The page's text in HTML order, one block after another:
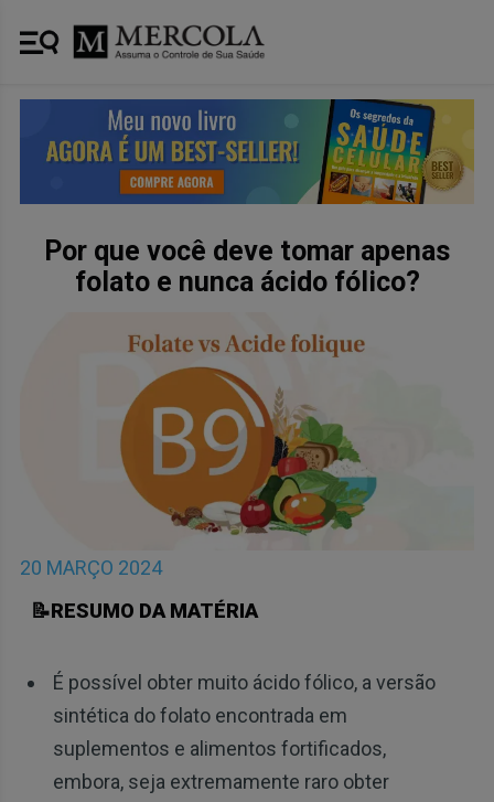
Por que você deve tomar apenas
folato e nunca ácido fólico?
20 MARÇO 2024
📝RESUMO DA MATÉRIA
É possível obter muito ácido fólico, a versão
sintética do folato encontrada em
suplementos e alimentos fortificados,
embora, seja extremamente raro obter